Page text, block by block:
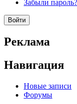
Забыли пароль?
Реклама
Навигация
Новые записи
Форумы